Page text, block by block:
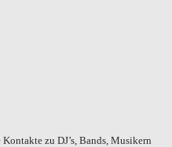
zu DJ’s, Bands, Musikern